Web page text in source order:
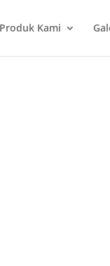
Produk Kami